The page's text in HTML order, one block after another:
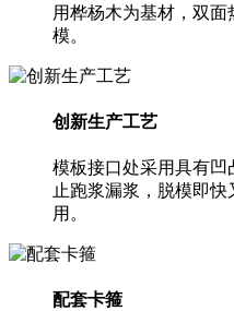
用桦杨木为基材，双
模。
创新生产工艺
模板接口处采用具有
止跑浆漏浆，脱模即
用。
配套卡箍